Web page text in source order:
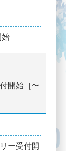
始
開始［〜
ー受付開